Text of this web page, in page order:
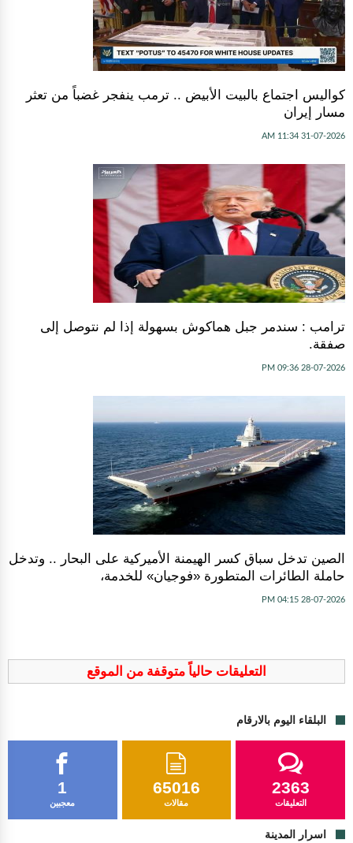
كواليس اجتماع بالبيت الأبيض .. ترمب ينفجر غضباً من تعثر
مسار إيران
31-07-2026 11:34 AM
ترامب : سندمر جبل هماكوش بسهولة إذا لم نتوصل إلى
صفقة.
28-07-2026 09:36 PM
الصين تدخل سباق كسر الهيمنة الأميركية على البحار .. وتدخل
حاملة الطائرات المتطورة «فوجيان» للخدمة،
28-07-2026 04:15 PM
التعليقات حالياً متوقفة من الموقع
البلقاء اليوم بالارقام
1
معجبين
65016
مقالات
2363
التعليقات
اسرار المدينة